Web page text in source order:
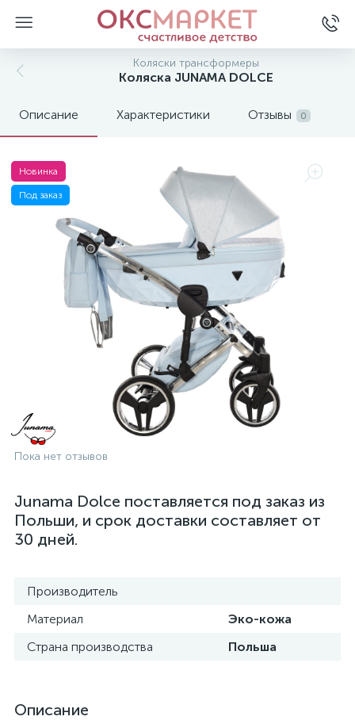
Коляски трансформеры
Коляска JUNAMA DOLCE
Описание Характеристики Отзывы 0
Новинка
Под заказ
Пока нет отзывов
Junama Dolce поставляется под заказ из
Польши, и срок доставки составляет от
30 дней.
Производитель
Материал
Эко-кожа
Страна производства
Польша
Описание